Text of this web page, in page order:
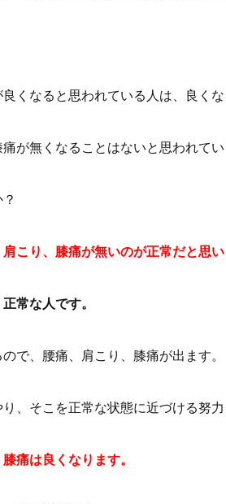
くなると思われている人は、良く
が無くなることはないと思われて
こり、膝痛が無いのが正常だと思い
常な人です。
で、腰痛、肩こり、膝痛が出ます。
、そこを正常な状態に近づける努力
痛は良くなります。